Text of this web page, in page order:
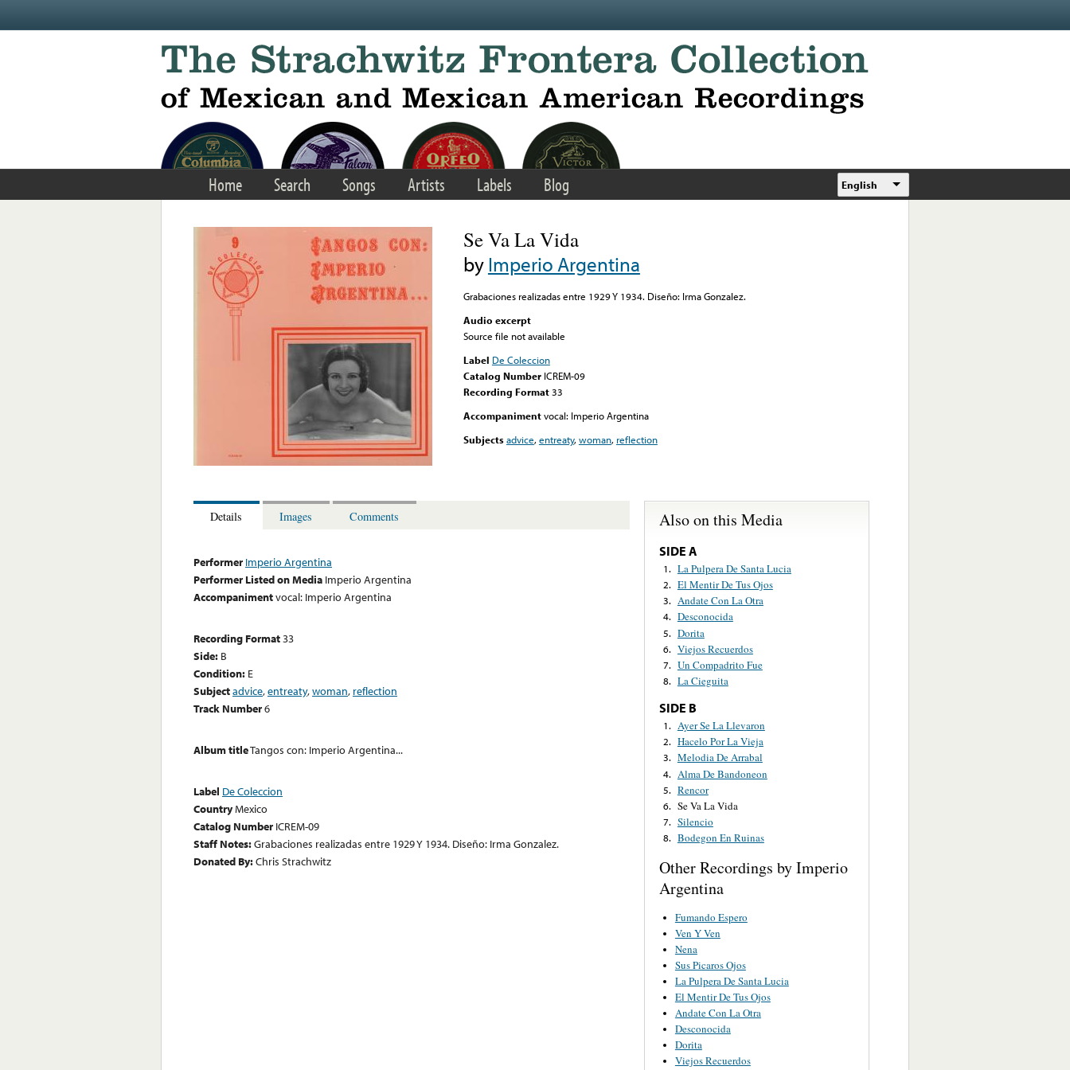
Home Search Songs Artists Labels Blog English
Se Va La Vida
byImperio Argentina
Grabaciones realizadas entre 1929 Y 1934. Diseño: Irma Gonzalez.
Audio excerpt
Source file not available
Label De Coleccion
Catalog Number ICREM-09
Recording Format33
Accompanimentvocal: Imperio Argentina
Subjectsadvice,entreaty,woman, reflection
Details Images Comments
Performer Imperio Argentina
Performer Listed on Media Imperio Argentina
Accompanimentvocal: Imperio Argentina
Recording Format33
Side: B
Condition: E
Subjectadvice,entreaty,woman, reflection
Track Number6
Album titleTangos con: Imperio Argentina...
Label De Coleccion
CountryMexico
Catalog Number ICREM-09
Staff Notes:Grabaciones realizadas entre 1929 Y 1934. Diseño: Irma Gonzalez.
Donated By:Chris Strachwitz
Also on this Media
SIDE A
1. La Pulpera De Santa Lucia
2. El Mentir De Tus Ojos
3. Andate Con La Otra
4. Desconocida
5. Dorita
6. Viejos Recuerdos
7. Un Compadrito Fue
8. La Cieguita
SIDE B
1. Ayer Se La Llevaron
2. Hacelo Por La Vieja
3. Melodia De Arrabal
4. Alma De Bandoneon
5. Rencor
6. Se Va La Vida
7. Silencio
8. Bodegon En Ruinas
Other Recordings by Imperio
Argentina
Fumando Espero
Ven Y Ven
Nena
Sus Picaros Ojos
La Pulpera De Santa Lucia
El Mentir De Tus Ojos
Andate Con La Otra
Desconocida
Dorita
Viejos Recuerdos